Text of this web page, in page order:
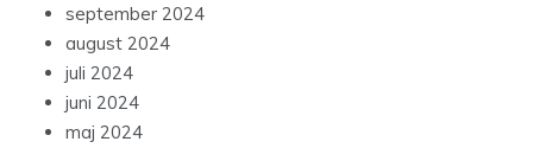
september 2024
august 2024
juli 2024
juni 2024
maj 2024